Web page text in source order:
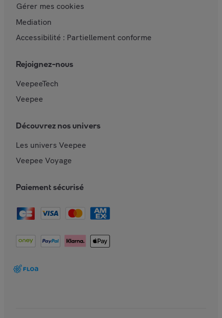
Gérer mes cookies
Mediation
Accessibilité : Partiellement conforme
Rejoignez-nous
VeepeeTech
Veepee
Découvrez nos univers
Les univers Veepee
Veepee Voyage
Paiement sécurisé